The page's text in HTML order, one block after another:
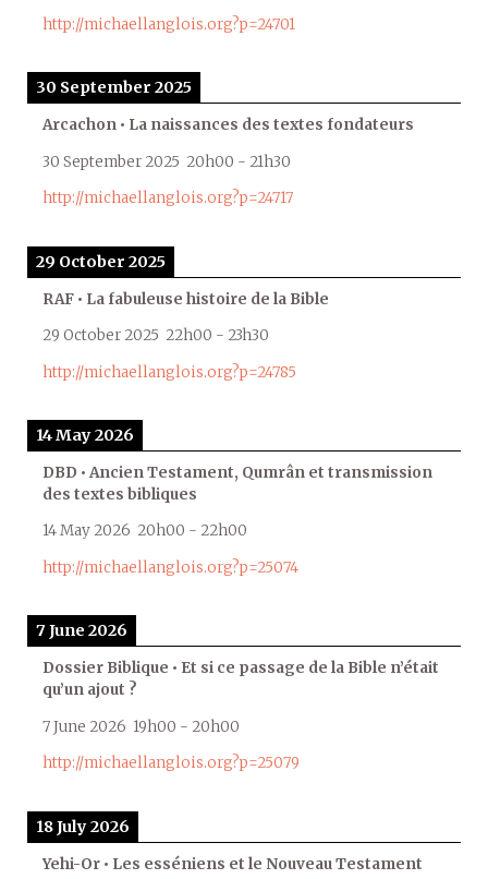
http://michaellanglois.org?p=24701
30 September 2025
Arcachon • La naissances des textes fondateurs
30 September 2025 20h00 - 21h30
http://michaellanglois.org?p=24717
29 October 2025
RAF • La fabuleuse histoire de la Bible
29 October 2025 22h00 - 23h30
http://michaellanglois.org?p=24785
14 May 2026
DBD • Ancien Testament, Qumrân et transmission
des textes bibliques
14 May 2026 20h00 - 22h00
http://michaellanglois.org?p=25074
7 June 2026
Dossier Biblique • Et si ce passage de la Bible n’était
qu’un ajout ?
7 June 2026 19h00 - 20h00
http://michaellanglois.org?p=25079
18 July 2026
Yehi-Or • Les esséniens et le Nouveau Testament